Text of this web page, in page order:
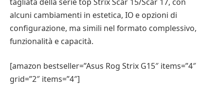
alcuni cambiamenti in estetica, IO e opzioni di
configurazione, ma simili nel formato complessivo,
funzionalità e capacità.
[amazon bestseller=”Asus Rog Strix G15″ items=”4″
grid=”2″ items=”4″]